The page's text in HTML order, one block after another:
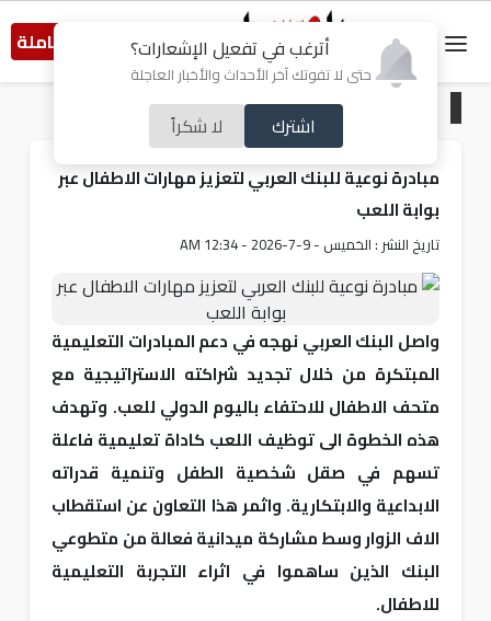
أترغب في تفعيل الإشعارات؟
حتى لا تفوتك آخر الأحداث والأخبار العاجلة
اشترك لا شكراً
النسخة الكاملة
اقتصاد
مبادرة نوعية للبنك العربي لتعزيز مهارات الاطفال عبر
بوابة اللعب
تاريخ النشر : الخميس - 9-7-2026 - 12:34 AM
واصل البنك العربي نهجه في دعم المبادرات التعليمية
المبتكرة من خلال تجديد شراكته الاستراتيجية مع
متحف الاطفال للاحتفاء باليوم الدولي للعب. وتهدف
هذه الخطوة الى توظيف اللعب كاداة تعليمية فاعلة
تسهم في صقل شخصية الطفل وتنمية قدراته
الابداعية والابتكارية. واثمر هذا التعاون عن استقطاب
الاف الزوار وسط مشاركة ميدانية فعالة من متطوعي
البنك الذين ساهموا في اثراء التجربة التعليمية
للاطفال.